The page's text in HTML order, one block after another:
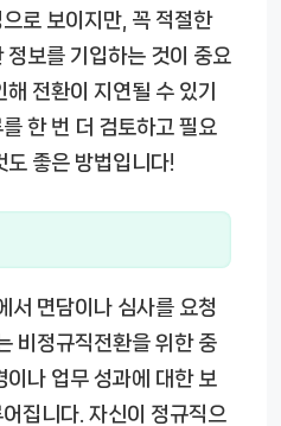
로 보이지만, 꼭 적절한
정보를 기입하는 것이 중요
전환이 지연될 수 있기
한 번 더 검토하고 필요
도 좋은 방법입니다!
서 면담이나 심사를 요청
비정규직전환을 위한 중
이나 업무 성과에 대한 보
집니다. 자신이 정규직으